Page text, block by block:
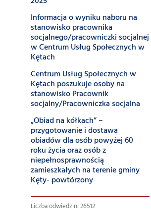
Informacja o wyniku naboru na
stanowisko pracownika
socjalnego/pracowniczki socjalnej
w Centrum Usług Społecznych w
Kętach
Centrum Usług Społecznych w
Kętach poszukuje osoby na
stanowisko Pracownik
socjalny/Pracowniczka socjalna
„Obiad na kółkach” –
przygotowanie i dostawa
obiadów dla osób powyżej 60
roku życia oraz osób z
niepełnosprawnością
zamieszkałych na terenie gminy
Kęty- powtórzony
Liczba odwiedzin: 26512